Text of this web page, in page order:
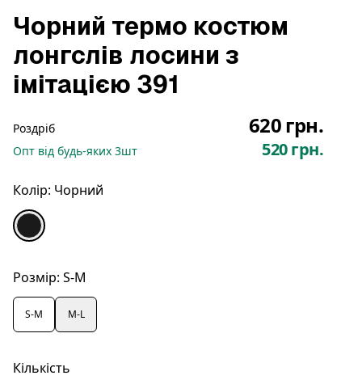
Чорний термо костюм
лонгслів лосини з
імітацією 391
Роздріб 620 грн.
Опт від будь-яких 3шт 520 грн.
Колір: Чорний
Розмір: S-M
S-M M-L
Кількість